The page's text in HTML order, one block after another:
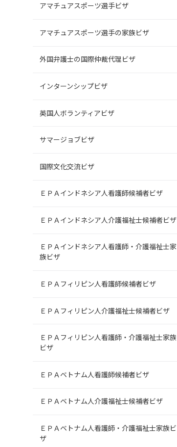
アマチュアスポーツ選手ビザ
アマチュアスポーツ選手の家族ビザ
外国弁護士の国際仲裁代理ビザ
インターンシップビザ
英国人ボランティアビザ
サマージョブビザ
国際文化交流ビザ
ＥＰＡインドネシア人看護師候補者ビザ
ＥＰＡインドネシア人介護福祉士候補者ビザ
ＥＰＡインドネシア人看護師・介護福祉士家
族ビザ
ＥＰＡフィリピン人看護師候補者ビザ
ＥＰＡフィリピン人介護福祉士候補者ビザ
ＥＰＡフィリピン人看護師・介護福祉士家族
ビザ
ＥＰＡベトナム人看護師候補者ビザ
ＥＰＡベトナム人介護福祉士候補者ビザ
ＥＰＡベトナム人看護師・介護福祉士家族ビ
ザ